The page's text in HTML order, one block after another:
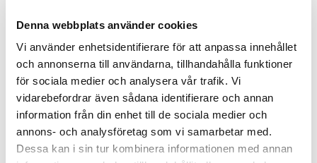
Denna webbplats använder cookies
Vi använder enhetsidentifierare för att anpassa innehållet
och annonserna till användarna, tillhandahålla funktioner
för sociala medier och analysera vår trafik. Vi
vidarebefordrar även sådana identifierare och annan
information från din enhet till de sociala medier och
annons- och analysföretag som vi samarbetar med.
Dessa kan i sin tur kombinera informationen med annan
Förändrade priser 2022-06-30
Grundkurs för installatörer av Charge Amps produkter
2022-04-01
En grundläggande certifieringsutbildning för installatörer
Förändrade priser 2022-05-01
2022-03-31
Med anledning av stigande råvarupriser.
Ecovadis ger Elektroskandia högsta betyg inom